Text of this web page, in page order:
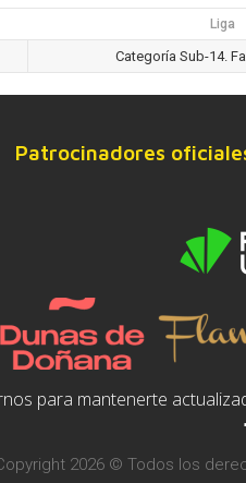
Liga
Categoría Sub-14.
Patrocinadores
para mantenerte
2026 © Todos los